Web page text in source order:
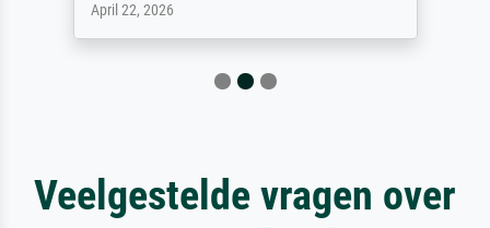
April 22, 2026
Veelgestelde vragen over